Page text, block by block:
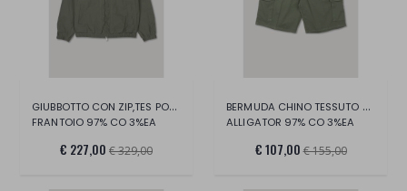
GIUBBOTTO CON ZIP,TES POPELINE STRETCH
FRANTOIO 97% CO 3%EA
€ 227,00 € 329,00
BERMUDA CHINO TESSUTO STRETCH ORGANICO
ALLIGATOR 97% CO 3%EA
€ 107,00 € 155,00